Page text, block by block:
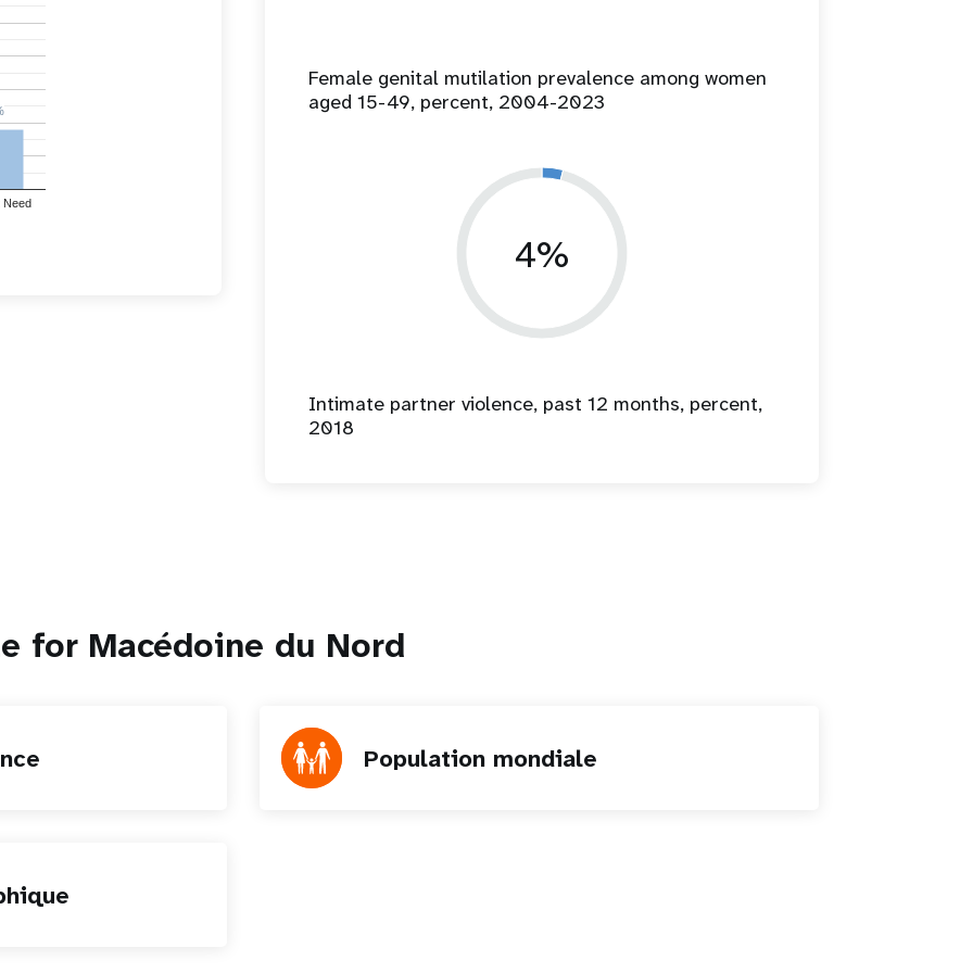
Need
Female genital mutilation prevalence among women
aged 15-49, percent, 2004-2023
4%
Intimate partner violence, past 12 months, percent,
2018
for Macédoine du Nord
Population mondiale